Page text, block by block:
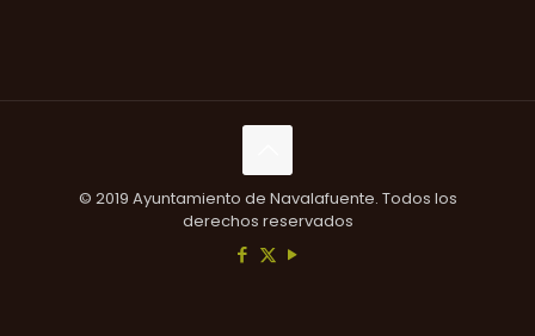
© 2019 Ayuntamiento de Navalafuente. Todos los
derechos reservados